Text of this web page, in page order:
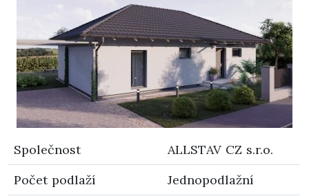
Společnost
ALLSTAV CZ s.r.o.
Počet podlaží
Jednopodlažní